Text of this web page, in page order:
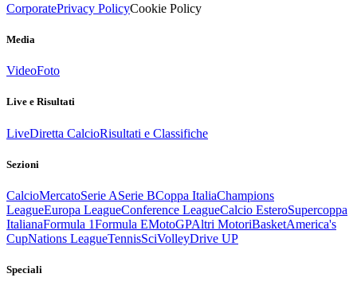
CorporatePrivacy PolicyCookie Policy
Media
VideoFoto
Live e Risultati
LiveDiretta CalcioRisultati e Classifiche
Sezioni
CalcioMercatoSerie ASerie BCoppa ItaliaChampions
LeagueEuropa LeagueConference LeagueCalcio EsteroSupercoppa
ItalianaFormula 1Formula EMotoGPAltri MotoriBasketAmerica's
CupNations LeagueTennisSciVolleyDrive UP
Speciali